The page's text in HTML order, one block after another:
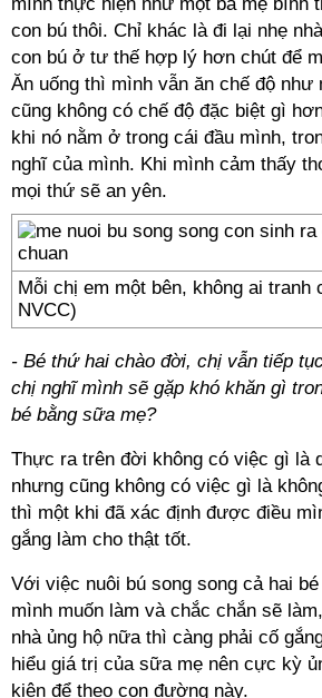
con bú thôi. Chỉ khác là đi lại nhẹ
con bú ở tư thế hợp lý hơn chút để
Ăn uống thì mình vẫn ăn chế độ như
cũng không có chế độ đặc biệt gì
khi nó nằm ở trong cái đầu mình,
nghĩ của mình. Khi mình cảm thấy
mọi thứ sẽ an yên.
Mỗi chị em một bên, không ai tranh
NVCC)
- Bé thứ hai chào đời, chị vẫn tiếp
chị nghĩ mình sẽ gặp khó khăn gì
bé bằng sữa mẹ?
Thực ra trên đời không có việc gì là
nhưng cũng không có việc gì là
thì một khi đã xác định được điều
gắng làm cho thật tốt.
Với việc nuôi bú song song cả hai
mình muốn làm và chắc chắn sẽ
nhà ủng hộ nữa thì càng phải cố
hiểu giá trị của sữa mẹ nên cực kỳ
kiện để theo con đường này.